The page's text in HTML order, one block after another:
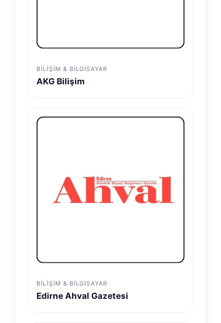
BILIŞIM & BILGISAYAR
AKG Bilişim
BILIŞIM & BILGISAYAR
Edirne Ahval Gazetesi